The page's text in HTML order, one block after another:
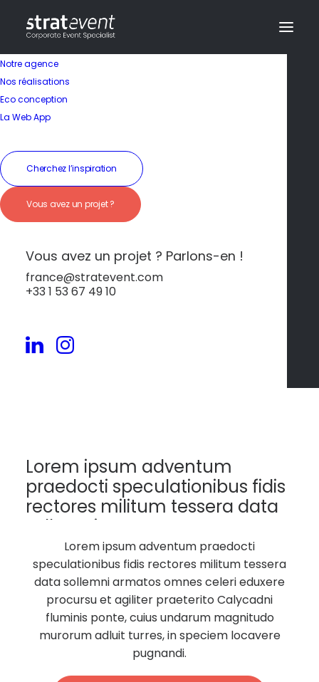
Notre agence
Nos réalisations
Eco conception
La Web App
Cherchez l’inspiration
Vous avez un projet ?
Vous avez un projet ? Parlons-en !
france@stratevent.com
+33 1 53 67 49 10
Vue sur l’Atlantique &
Sérénité
Montagnarde
Lorem ipsum adventum
praedocti speculationibus fidis
rectores militum tessera data
sollemni armatos.
Lorem ipsum adventum praedocti
speculationibus fidis rectores militum tessera
data sollemni armatos omnes celeri eduxere
procursu et agiliter praeterito Calycadni
fluminis ponte, cuius undarum magnitudo
murorum adluit turres, in speciem locavere
pugnandi.